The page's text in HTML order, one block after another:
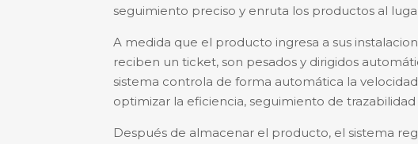
seguimiento preciso y enruta los productos al
A medida que el producto ingresa a sus
reciben un ticket, son pesados y dirigidos
sistema controla de forma automática la
optimizar la eficiencia, seguimiento de
Después de almacenar el producto, el sistema